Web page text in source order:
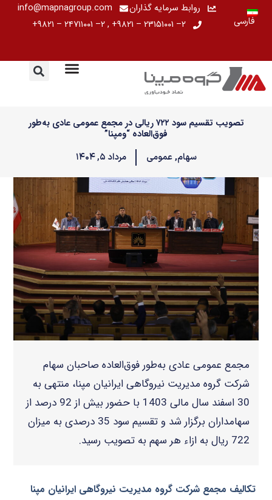
پرش
فارسی
روابط سرمایه گذاران
info@mapnagroup.com
۲– ۲۳۱۵۱۰۰۱ – ۹۸۲۱+ , ۲– ۲۴۷۱۱۰۰۱ – ۹۸۲۱+
تصویب تقسیم سود ۷۲۲ ریالی در مجمع عمومی عادی به‌طور
فوق‌العاده “ومپنا”
سهام,عمومی مرداد ۵, ۱۴۰۴
مجمع عمومی عادی به‌طور فوق‌العاده صاحبان سهام
شرکت گروه مدیریت نیروگاهی ایرانیان مپنا، منتهی به
30 اسفند سال مالی 1403 با حضور بیش از 92 درصد از
سهامداران برگزار شد و تقسیم سود 35 درصدی به میزان
722 ریال به ازاء هر سهم به تصویب رسید.
تکالیف مجمع شرکت گروه مدیریت نیروگاهی ایرانیان مپنا